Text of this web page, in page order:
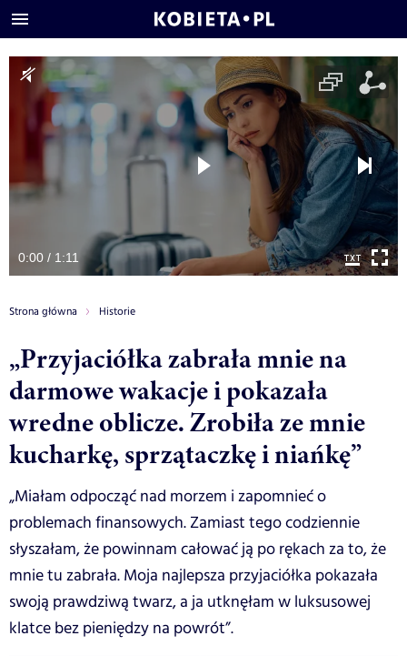
0:00 / 1:11
Strona główna Historie
„Przyjaciółka zabrała mnie na
darmowe wakacje i pokazała
wredne oblicze. Zrobiła ze mnie
kucharkę, sprzątaczkę i niańkę”
„Miałam odpocząć nad morzem i zapomnieć o
problemach finansowych. Zamiast tego codziennie
słyszałam, że powinnam całować ją po rękach za to, że
mnie tu zabrała. Moja najlepsza przyjaciółka pokazała
swoją prawdziwą twarz, a ja utknęłam w luksusowej
klatce bez pieniędzy na powrót”.